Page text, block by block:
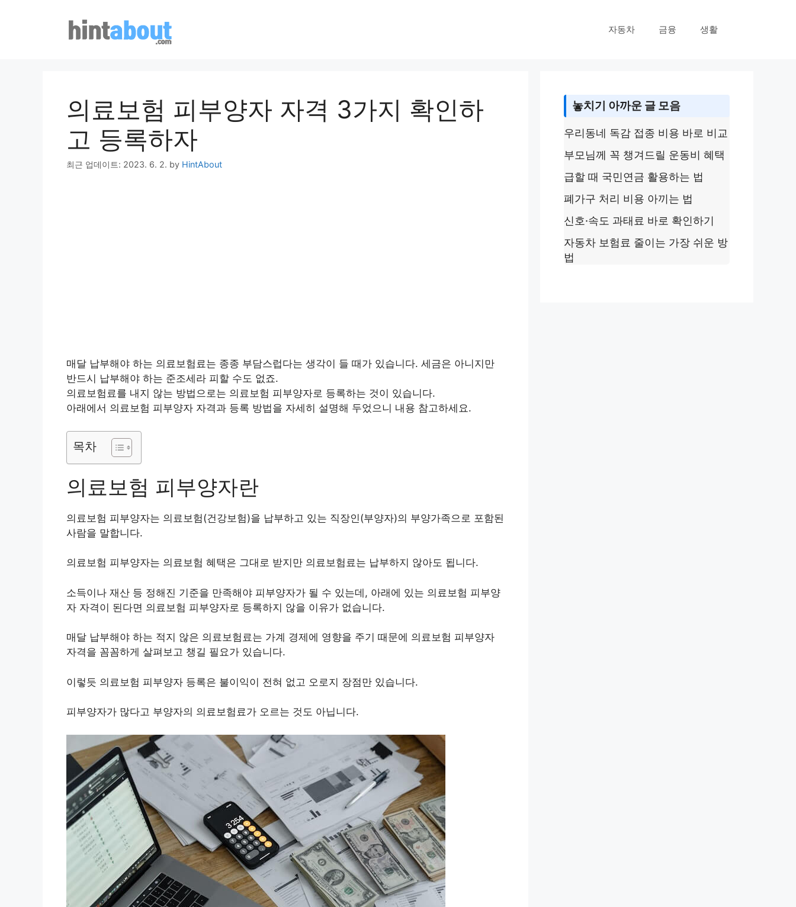
자동차 금융 생활
의료보험 피부양자 자격 3가지 확인하
고 등록하자
최근 업데이트: 2023. 6. 2. by HintAbout
매달 납부해야 하는 의료보험료는 종종 부담스럽다는 생각이 들 때가 있습니다. 세금은 아니지만
반드시 납부해야 하는 준조세라 피할 수도 없죠.
의료보험료를 내지 않는 방법으로는 의료보험 피부양자로 등록하는 것이 있습니다.
아래에서 의료보험 피부양자 자격과 등록 방법을 자세히 설명해 두었으니 내용 참고하세요.
목차
의료보험 피부양자란
의료보험 피부양자는 의료보험(건강보험)을 납부하고 있는 직장인(부양자)의 부양가족으로 포함된
사람을 말합니다.
의료보험 피부양자는 의료보험 혜택은 그대로 받지만 의료보험료는 납부하지 않아도 됩니다.
소득이나 재산 등 정해진 기준을 만족해야 피부양자가 될 수 있는데, 아래에 있는 의료보험 피부양
자 자격이 된다면 의료보험 피부양자로 등록하지 않을 이유가 없습니다.
매달 납부해야 하는 적지 않은 의료보험료는 가계 경제에 영향을 주기 때문에 의료보험 피부양자
자격을 꼼꼼하게 살펴보고 챙길 필요가 있습니다.
이렇듯 의료보험 피부양자 등록은 불이익이 전혀 없고 오로지 장점만 있습니다.
피부양자가 많다고 부양자의 의료보험료가 오르는 것도 아닙니다.
놓치기 아까운 글 모음
우리동네 독감 접종 비용 바로 비교
부모님께 꼭 챙겨드릴 운동비 혜택
급할 때 국민연금 활용하는 법
폐가구 처리 비용 아끼는 법
신호·속도 과태료 바로 확인하기
자동차 보험료 줄이는 가장 쉬운 방
법